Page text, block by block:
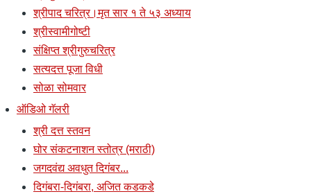
श्रीपाद चरित्र।मृत सार १ ते ५३ अध्याय
श्रीस्वामीगोष्टी
संक्षिप्त श्रीगुरुचरित्र
सत्यदत्त पूजा विधी
सोळा सोमवार
ऑडिओ गॅलरी
श्री दत्त स्तवन
घोर संकटनाशन स्तोत्र (मराठी)
जगदवंद्य अवधुत दिगंबर...
दिगंबरा-दिगंबरा, अजित कडकडे